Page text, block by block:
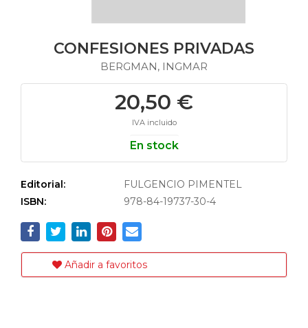
CONFESIONES PRIVADAS
BERGMAN, INGMAR
20,50 €
IVA incluido
En stock
Editorial:
FULGENCIO PIMENTEL
ISBN:
978-84-19737-30-4
Añadir a favoritos